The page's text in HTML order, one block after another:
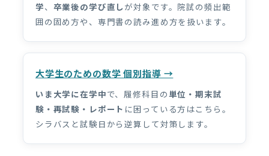
学、 卒業後の学び直しが対象です。院試の頻出範
囲の固め方や、専門書の読み進め方を扱います。
大学生のための数学 個別指導 →
いま大学に在学中で、履修科目の単位・期末試
験・再試験・レポート に困っている方はこちら。
シラバスと試験日から逆算して対策します。